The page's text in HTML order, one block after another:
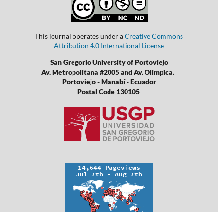
This journal operates under aCreative Commons
Attribution 4.0 International License
San Gregorio University of Portoviejo
Av. Metropolitana #2005 and Av. Olimpica.
Portoviejo - Manabí - Ecuador
Postal Code 130105